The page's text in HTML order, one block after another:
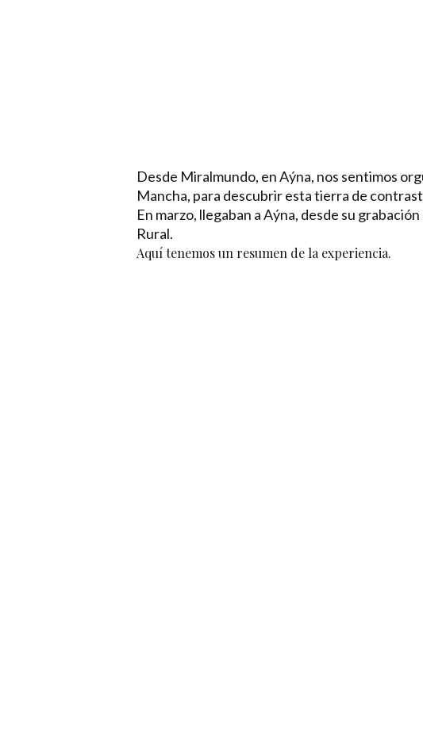
Desde Miralmundo, en Aýna, nos sentimos
Mancha, para descubrir esta tierra de
En marzo, llegaban a Aýna, desde su
Rural.
Aquí tenemos un resumen de la experiencia.